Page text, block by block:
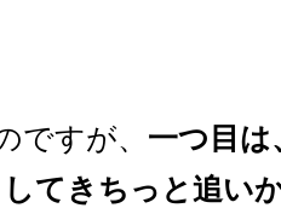
ですが、 一つ目は
てきちっと追い